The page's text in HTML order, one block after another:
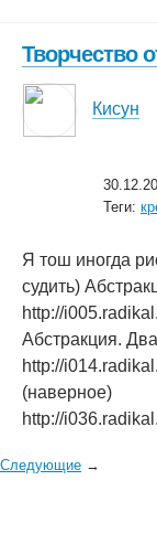
Творчество
Кисун
Теги:
Я тош иногда
судить)
http://
Абстракция.
http://
(наверное)
http://
Следующие →